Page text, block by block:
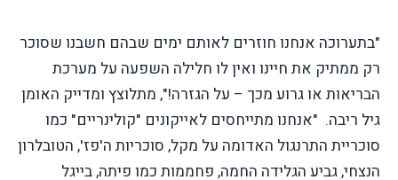
"בתערוכה אנחנו חוזרים לאותם ימים שבהם חשבנו שסוכר
רק ממתיק את חיינו ואין לו חלילה השפעה על מערכת
הבריאות או גרוע מכך – על הגזרה!", מתלוצץ ומדייק האומן
גיל ריבה. "אנחנו מתייחסים לאייקונים "קולינריים" כמו
סוכריית התרנגול האדומה על מקל, סוכריות ה'פז', הטובלרון
הנצחי, גביע הגלידה החמה, פחממות כמו פיתה, בייגל